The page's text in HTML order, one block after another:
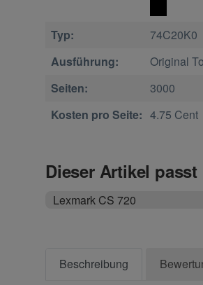
Typ:
74C20K0
Ausführung:
Original
Seiten:
3000
Kosten pro Seite: 4.75 Cent
Dieser Artikel
Lexmark CS 720
Beschreibung